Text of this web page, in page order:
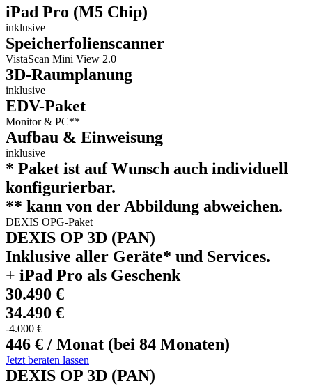
iPad Pro (M5 Chip)
inklusive
Speicherfolienscanner
VistaScan Mini View 2.0
3D-Raumplanung
inklusive
EDV-Paket
Monitor & PC**
Aufbau & Einweisung
inklusive
* Paket ist auf Wunsch auch individuell
konfigurierbar.
** kann von der Abbildung abweichen.
DEXIS OPG-Paket
DEXIS OP 3D (PAN)
Inklusive aller Geräte* und Services.
+ iPad Pro als Geschenk
30.490 €
34.490 €
-4.000 €
446 € / Monat (bei 84 Monaten)
Jetzt beraten lassen
DEXIS OP 3D (PAN)